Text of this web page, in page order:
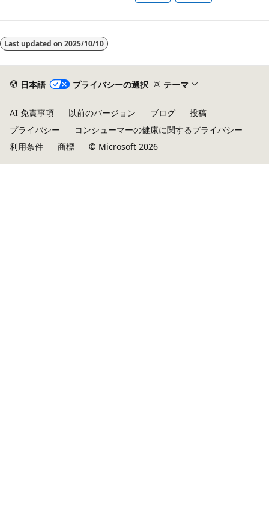
ド
がLast updated on 2025/10/10
日本語 プライバシーの選択 テーマ
AI 免責事項 以前のバージョン ブログ
投稿
プライバシー
コンシューマーの健康に関するプライバシー
利用条件
商標 © Microsoft 2026